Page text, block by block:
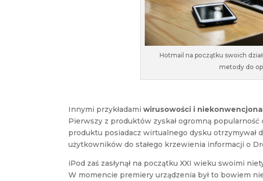
Hotmail na początku swoich
metody do
Innymi przykładamiwirusowości i
Pierwszy z produktów zyskał ogromną
produktu posiadacz wirtualnego dysku otrzymywał
użytkowników do stałego krzewienia informacji o
iPod zaś zasłynął na początku XXI wieku swoimi
W momencie premiery urządzenia był to bowiem